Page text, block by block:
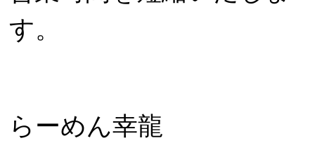
す。
らーめん幸龍